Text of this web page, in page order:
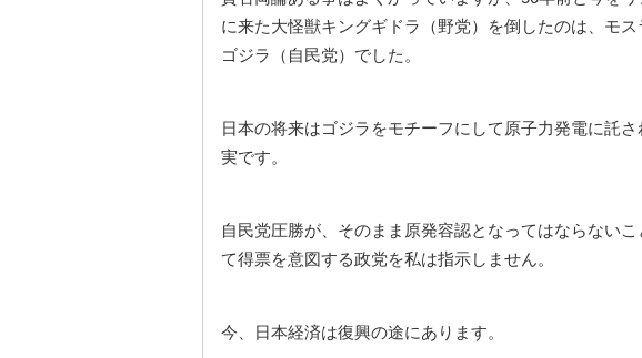
に来た大怪獣キングギドラ（野党）を倒したのは、モ
ゴジラ（自民党）でした。
日本の将来はゴジラをモチーフにして原子力発電に託
実です。
自民党圧勝が、そのまま原発容認となってはならない
て得票を意図する政党を私は指示しません。
今、日本経済は復興の途にあります。